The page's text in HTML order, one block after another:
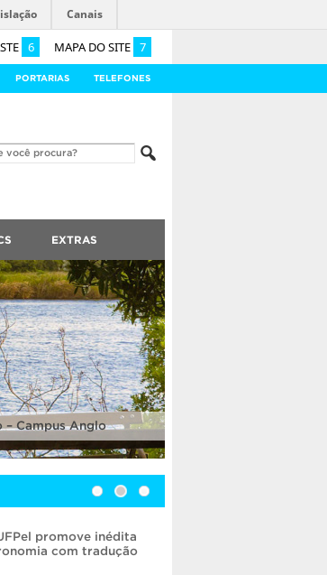
6 MAPA DO SITE 7
Canais
PORTARIAS TELEFONES
EXTRAS
– Campus Anglo
promove inédita
com tradução